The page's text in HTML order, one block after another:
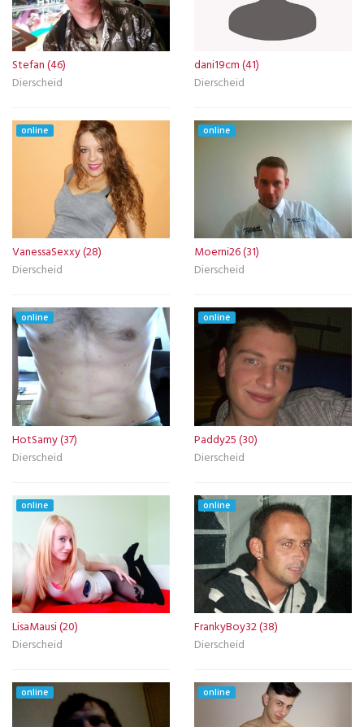
Stefan (46)
Dierscheid
dani19cm (41)
Dierscheid
online
VanessaSexxy (28)
Dierscheid
online
Moerni26 (31)
Dierscheid
online
HotSamy (37)
Dierscheid
online
Paddy25 (30)
Dierscheid
online
LisaMausi (20)
Dierscheid
online
FrankyBoy32 (38)
Dierscheid
online online